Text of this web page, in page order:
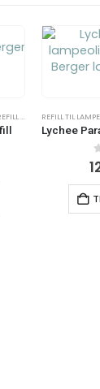
BERGER,REFILL TIL
TIL LAMPER REFILL TIL
0